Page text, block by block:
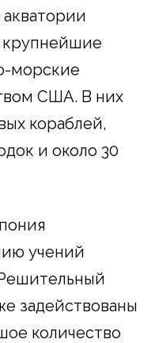
крупнейшие
морские
США. В них
кораблей,
и около 30
учений
задействованы
количество